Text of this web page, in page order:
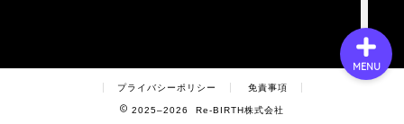
プライバシーポリシー 免責事項
2025–2026 Re-BIRTH株式会社
MENU